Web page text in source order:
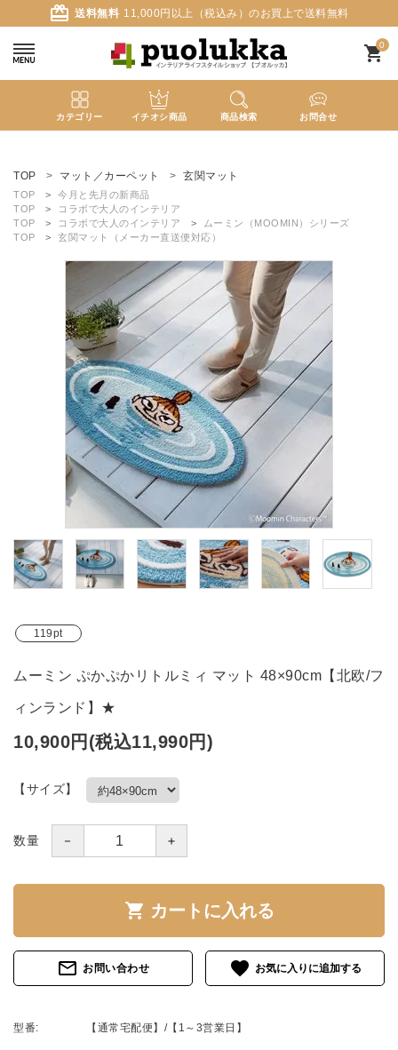
card_giftcard 送料無料 11,000円以上（税込み）のお買上で送料無料
0
shopping_cart
カテゴリー イチオシ商品 商品検索 お問合せ
ようこそ ゲスト 様
meeting_room ログイン person 新規会員登録
search
新着商品
カテゴリーから探す
ブランド
ガイドライン
TOP マット／カーペット 玄関マット
TOP
今月と先月の新商品
TOP
コラボで大人のインテリア
TOP
コラボで大人のインテリア
ムーミン（MOOMIN）シリーズ
TOP
玄関マット（メーカー直送便対応）
119pt
ムーミン ぷかぷかリトルミィ マット 48×90cm【北欧/フ
ィンランド】★
10,900円(税込11,990円)
【サイズ】
数量 － ＋
shopping_cart カートに入れる
mail_outline お問い合わせ favorite
型番: 【通常宅配便】/【1～3営業日】